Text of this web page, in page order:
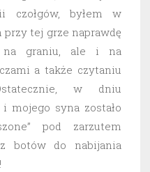
czołgów, byłem w
przy tej grze naprawdę
na graniu, ale i na
a także czytaniu
w dniu
mojego syna zostało
pod zarzutem
botów do nabijania